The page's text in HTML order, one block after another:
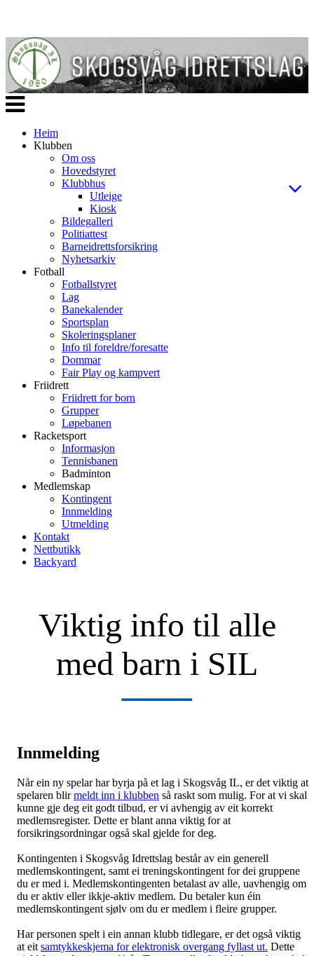
Veksle
navigasjon
Heim
Klubben
Om oss
Hovedstyret
Klubbhus
Utleige
Kiosk
Bildegalleri
Politiattest
Barneidrettsforsikring
Nyhetsarkiv
Fotball
Fotballstyret
Lag
Banekalender
Sportsplan
Skoleringsplaner
Info til foreldre/foresatte
Dommar
Fair Play og kampvert
Friidrett
Friidrett for born
Grupper
Løpebanen
Racketsport
Informasjon
Tennisbanen
Badminton
Medlemskap
Kontingent
Innmelding
Utmelding
Kontakt
Nettbutikk
Backyard
Viktig info til alle
med barn i SIL
Innmelding
Når ein ny spelar har byrja på et lag i Skogsvåg IL, er det viktig at
spelaren blirmeldt inn i klubben så raskt som mulig. For at vi skal
kunne gje deg eit godt tilbud, er vi avhengig av eit korrekt
medlemsregister. Dette er blant anna viktig for at
forsikringsordningar også skal gjelde for deg.
Kontingenten i Skogsvåg Idrettslag består av ein generell
medlemskontingent, samt ei treningskontingent for dei gruppene
du er med i. Medlemskontingenten betalast av alle, uavhengig om
du er aktiv eller ikkje-aktiv medlem. Du betaler kun éin
medlemskontingent sjølv om du er medlem i fleire grupper.
Har personen spelt i ein annan klubb tidlegare, er det også viktig
at eit samtykkeskjema for elektronisk overgang fyllast ut. Dette